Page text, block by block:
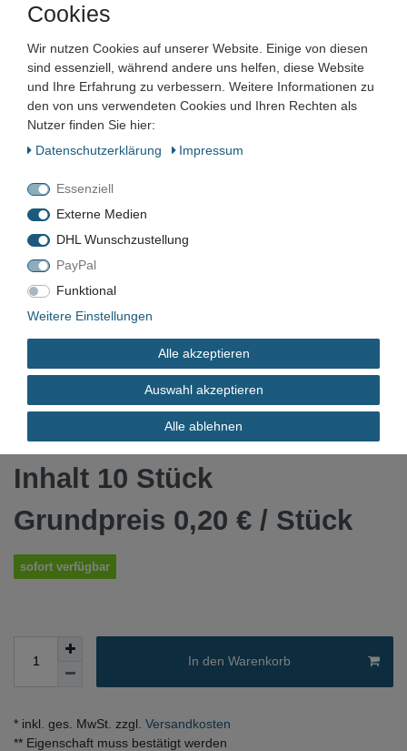
10x M12 Edelstahl V2A VA
Flanschmutter Sperrzahnmutter
Sperrverzahnung DIN 9345
VN-4790
4043377150844
Inhalt 10 Stück
Grundpreis 0,20 € / Stück
sofort verfügbar
In den Warenkorb
* inkl. ges. MwSt. zzgl. Versandkosten
** Eigenschaft muss bestätigt werden
Cookies
Wir nutzen Cookies auf unserer Website. Einige von diesen
sind essenziell, während andere uns helfen, diese Website
und Ihre Erfahrung zu verbessern. Weitere Informationen zu
den von uns verwendeten Cookies und Ihren Rechten als
Nutzer finden Sie hier:
Daten­schutz­erklärung
Impressum
Essenziell
Externe Medien
DHL Wunschzustellung
PayPal
Funktional
Weitere Einstellungen
Alle akzeptieren
Auswahl akzeptieren
Alle ablehnen